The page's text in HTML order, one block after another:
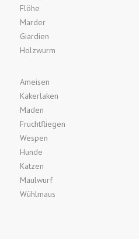
Flöhe
Marder
Giardien
Holzwurm
Ameisen
Kakerlaken
Maden
Fruchtfliegen
Wespen
Hunde
Katzen
Maulwurf
Wühlmaus